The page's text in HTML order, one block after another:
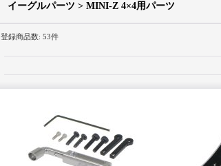
イーグルパーツ > MINI-Z 4×4用パーツ
登録商品数: 53件